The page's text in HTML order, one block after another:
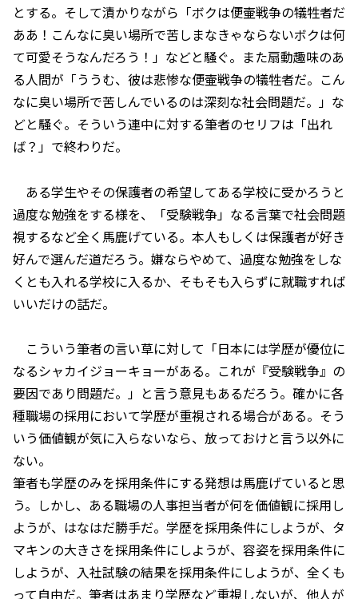
とする。そして漬かりながら「ボクは便壷戦争の犠牲者だ
ああ！こんなに臭い場所で苦しまなきゃならないボクは何
て可愛そうなんだろう！」などと騒ぐ。また扇動趣味のあ
る人間が「ううむ、彼は悲惨な便壷戦争の犠牲者だ。こん
なに臭い場所で苦しんでいるのは深刻な社会問題だ。」な
どと騒ぐ。そういう連中に対する筆者のセリフは「出れ
ば？」で終わりだ。
ある学生やその保護者の希望してある学校に受かろうと
過度な勉強をする様を、「受験戦争」なる言葉で社会問題
視するなど全く馬鹿げている。本人もしくは保護者が好き
好んで選んだ道だろう。嫌ならやめて、過度な勉強をしな
くとも入れる学校に入るか、そもそも入らずに就職すれば
いいだけの話だ。
こういう筆者の言い草に対して「日本には学歴が優位に
なるシャカイジョーキョーがある。これが『受験戦争』の
要因であり問題だ。」と言う意見もあるだろう。確かに各
種職場の採用において学歴が重視される場合がある。そう
いう価値観が気に入らないなら、放っておけと言う以外に
ない。
筆者も学歴のみを採用条件にする発想は馬鹿げていると思
う。しかし、ある職場の人事担当者が何を価値観に採用し
ようが、はなはだ勝手だ。学歴を採用条件にしようが、タ
マキンの大きさを採用条件にしようが、容姿を採用条件に
しようが、入社試験の結果を採用条件にしようが、全くも
って自由だ。筆者はあまり学歴など重視しないが、他人が